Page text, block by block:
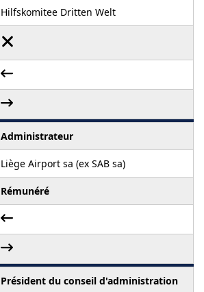
Hilfskomitee Dritten Welt
Administrateur
Liège Airport sa (ex SAB sa)
Rémunéré
Président du conseil d'administration